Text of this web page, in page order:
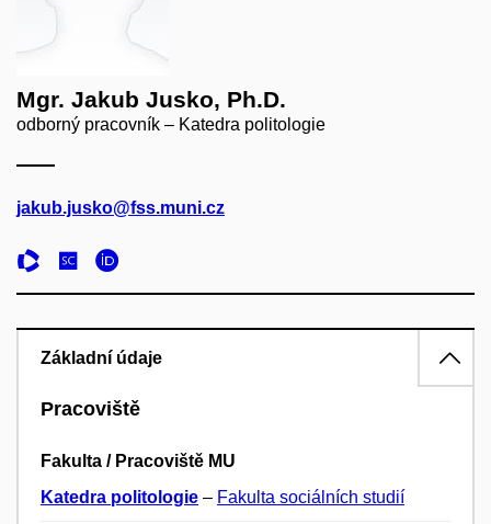
Mgr. Jakub Jusko, Ph.D.
odborný pracovník – Katedra politologie
jakub.jusko@fss.muni.cz
Základní údaje
Pracoviště
Fakulta / Pracoviště MU
Katedra politologie – Fakulta sociálních studií